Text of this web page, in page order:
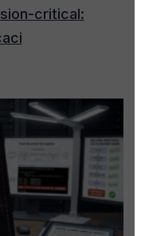
critical: